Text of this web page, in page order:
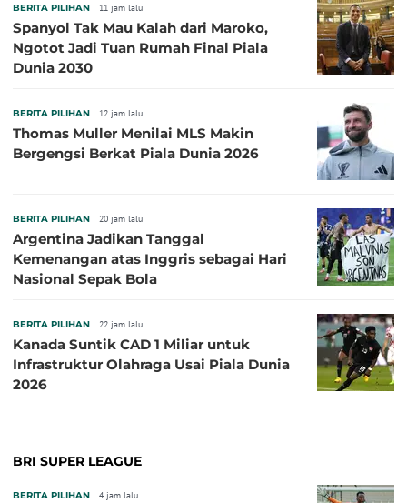
BERITA PILIHAN 11 jam lalu
Spanyol Tak Mau Kalah dari Maroko,
Ngotot Jadi Tuan Rumah Final Piala
Dunia 2030
BERITA PILIHAN 12 jam lalu
Thomas Muller Menilai MLS Makin
Bergengsi Berkat Piala Dunia 2026
BERITA PILIHAN 20 jam lalu
Argentina Jadikan Tanggal
Kemenangan atas Inggris sebagai Hari
Nasional Sepak Bola
BERITA PILIHAN 22 jam lalu
Kanada Suntik CAD 1 Miliar untuk
Infrastruktur Olahraga Usai Piala Dunia
2026
BRI SUPER LEAGUE
BERITA PILIHAN 4 jam lalu